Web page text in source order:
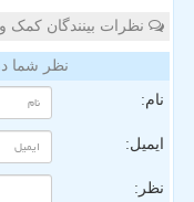
نظرات بینندگان
نظر شما
نام:
ایمیل:
نظر: